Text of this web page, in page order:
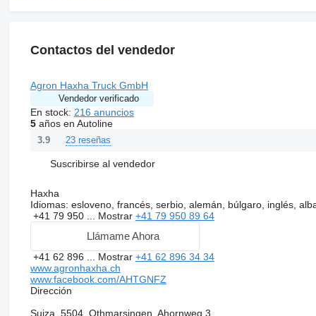
Contactos del vendedor
Agron Haxha Truck GmbH
Vendedor verificado
En stock: 216 anuncios
5años en Autoline
3.9 23 reseñas
Suscribirse al vendedor
Haxha
Idiomas: esloveno, francés, serbio, alemán, búlgaro, inglés,
+41 79 950 ... Mostrar +41 79 950 89 64
Llámame Ahora
+41 62 896 ... Mostrar +41 62 896 34 34
www.agronhaxha.ch
www.facebook.com/AHTGNFZ
Dirección
Suiza, 5504, Othmarsingen, Ahornweg 3